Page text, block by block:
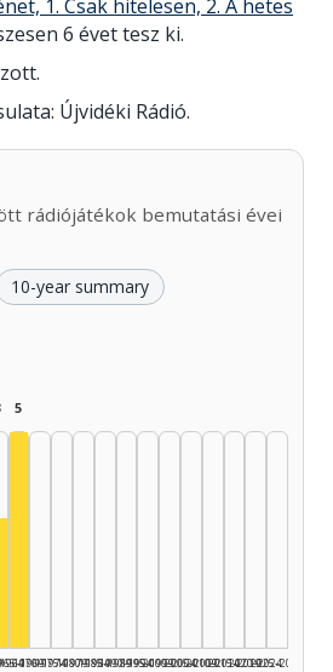
1. Csak hitelesen, 2. A hetes
6 évet tesz ki.
Újvidéki Rádió.
rádiójátékok bemutatási évei
10-year summary
5
1970–1974
1975–1979
1980–1984
1985–1989
1990–1994
1995–1999
2000–2004
2005–2009
2010–2014
2015–2019
2020–2024
2025–2026